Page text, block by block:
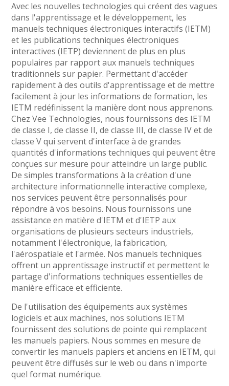
Avec les nouvelles technologies qui créent des vagues
dans l'apprentissage et le développement, les
manuels techniques électroniques interactifs (IETM)
et les publications techniques électroniques
interactives (IETP) deviennent de plus en plus
populaires par rapport aux manuels techniques
traditionnels sur papier. Permettant d'accéder
rapidement à des outils d'apprentissage et de mettre
facilement à jour les informations de formation, les
IETM redéfinissent la manière dont nous apprenons.
Chez Vee Technologies, nous fournissons des IETM
de classe I, de classe II, de classe III, de classe IV et de
classe V qui servent d'interface à de grandes
quantités d'informations techniques qui peuvent être
conçues sur mesure pour atteindre un large public.
De simples transformations à la création d'une
architecture informationnelle interactive complexe,
nos services peuvent être personnalisés pour
répondre à vos besoins. Nous fournissons une
assistance en matière d'IETM et d'IETP aux
organisations de plusieurs secteurs industriels,
notamment l'électronique, la fabrication,
l'aérospatiale et l'armée. Nos manuels techniques
offrent un apprentissage instructif et permettent le
partage d'informations techniques essentielles de
manière efficace et efficiente.
De l'utilisation des équipements aux systèmes
logiciels et aux machines, nos solutions IETM
fournissent des solutions de pointe qui remplacent
les manuels papiers. Nous sommes en mesure de
convertir les manuels papiers et anciens en IETM, qui
peuvent être diffusés sur le web ou dans n'importe
quel format numérique.